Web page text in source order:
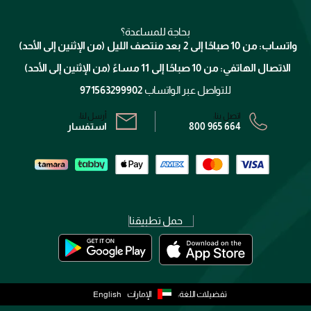
الإرجاع
برنامج الولاء ميوز
الشروط و الأحكام
سياسة الخصوصية
بحاجة للمساعدة؟
واتساب: من 10 صباحًا إلى 2 بعد منتصف الليل (من الإثنين إلى الأحد)
الاتصال الهاتفي: من 10 صباحًا إلى 11 مساءً (من الإثنين إلى الأحد)
للتواصل عبر الواتساب 971563299902
اتصل بنا:
800 965 664
أرسل لنا:
استفسار
حمل تطبيقنا
تفضيلات اللغة: الإمارات English